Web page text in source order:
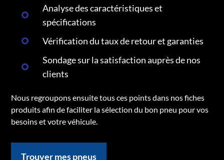
Analyse des caractéristiques et
spécifications
Vérification du taux de retour et garanties
Sondage sur la satisfaction auprès de nos
clients
Nous regroupons ensuite tous ces points dans nos fiches
produits afin de faciliter la sélection du bon pneu pour vos
besoins et votre véhicule.
Trouver mes pneus